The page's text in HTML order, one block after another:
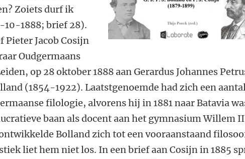
Zoiets durf ik
10-1888; brief 28).
Pieter Jacob Cosijn
Oudgermaans
op 28 oktober 1888 aan Gerardus Johannes
(1854-1922). Laatstgenoemde had zich een
filologie, alvorens hij in 1881 naar Batavia
baan als docent aan het gymnasium Willem
Bolland zich tot een vooraanstaand
liet hem niet los. In een brief aan Cosijn in 1885